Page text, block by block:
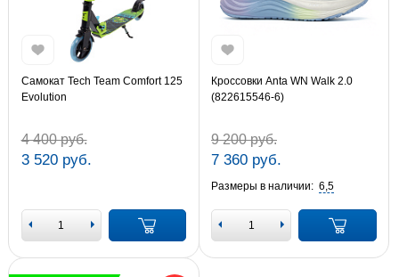
Самокат Tech Team Comfort 125
Evolution
4 400 руб.
3 520 руб.
Кроссовки Anta WN Walk 2.0
(822615546-6)
9 200 руб.
7 360 руб.
Размеры в наличии: 6,5